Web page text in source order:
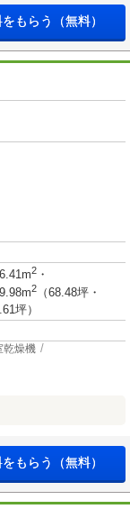
もらう（無料）
2 ・
2
（68.48坪・
坪）
乾燥機
もらう（無料）